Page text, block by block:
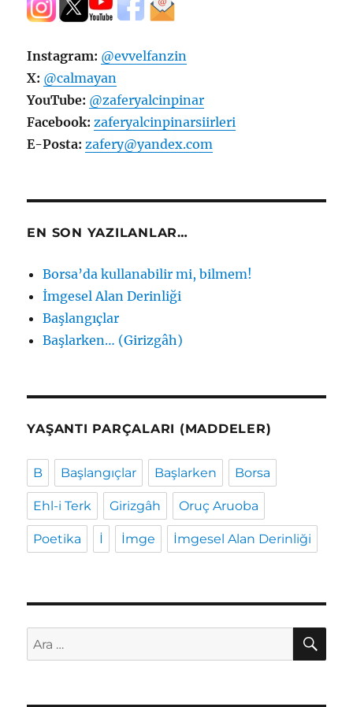
Instagram: @evvelfanzin
X: @calmayan
YouTube: @zaferyalcinpinar
Facebook: zaferyalcinpinarsiirleri
E-Posta: zafery@yandex.com
EN SON YAZILANLAR…
Borsa’da kullanabilir mi, bilmem!
İmgesel Alan Derinliği
Başlangıçlar
Başlarken… (Girizgâh)
YAŞANTI PARÇALARI (MADDELER)
B Başlangıçlar Başlarken Borsa
Ehl-i Terk Girizgâh Oruç Aruoba
Poetika İ İmge İmgesel Alan Derinliği
Ara: